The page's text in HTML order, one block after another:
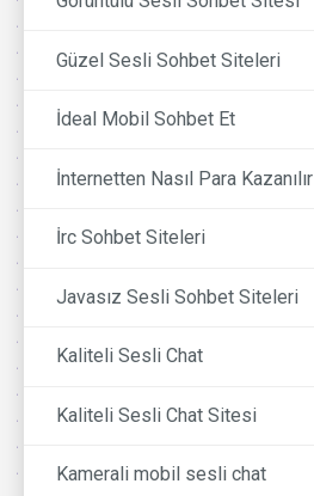
Güzel Sesli Sohbet Siteleri
İdeal Mobil Sohbet Et
İnternetten Nasıl Para Kazanılır
İrc Sohbet Siteleri
Javasız Sesli Sohbet Siteleri
Kaliteli Sesli Chat
Kaliteli Sesli Chat Sitesi
Kamerali mobil sesli chat